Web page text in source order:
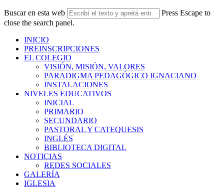
Buscar en esta web
Press Escape to
close the search panel.
INICIO
PREINSCRIPCIONES
EL COLEGIO
VISIÓN, MISIÓN, VALORES
PARADIGMA PEDAGÓGICO IGNACIANO
INSTALACIONES
NIVELES EDUCATIVOS
INICIAL
PRIMARIO
SECUNDARIO
PASTORAL Y CATEQUESIS
INGLÉS
BIBLIOTECA DIGITAL
NOTICIAS
REDES SOCIALES
GALERÍA
IGLESIA